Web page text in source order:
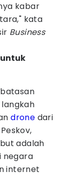
kabar
kata
Business
drone dari
adalah
negara
internet